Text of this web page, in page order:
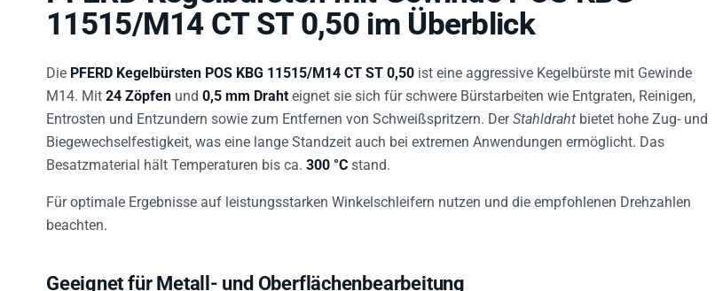
11515/M14 CT ST 0,50 im Überblick
Die PFERD Kegelbürsten POS KBG 11515/M14 CT ST 0,50 ist eine aggressive Kegelbürste mit Gewinde
M14. Mit 24 Zöpfen und 0,5 mm Draht eignet sie sich für schwere Bürstarbeiten wie Entgraten, Reinigen,
Entrosten und Entzundern sowie zum Entfernen von Schweißspritzern. Der Stahldraht bietet hohe Zug- und
Biegewechselfestigkeit, was eine lange Standzeit auch bei extremen Anwendungen ermöglicht. Das
Besatzmaterial hält Temperaturen bis ca. 300 °C stand.
Für optimale Ergebnisse auf leistungsstarken Winkelschleifern nutzen und die empfohlenen Drehzahlen
beachten.
Geeignet für Metall- und Oberflächenbearbeitung